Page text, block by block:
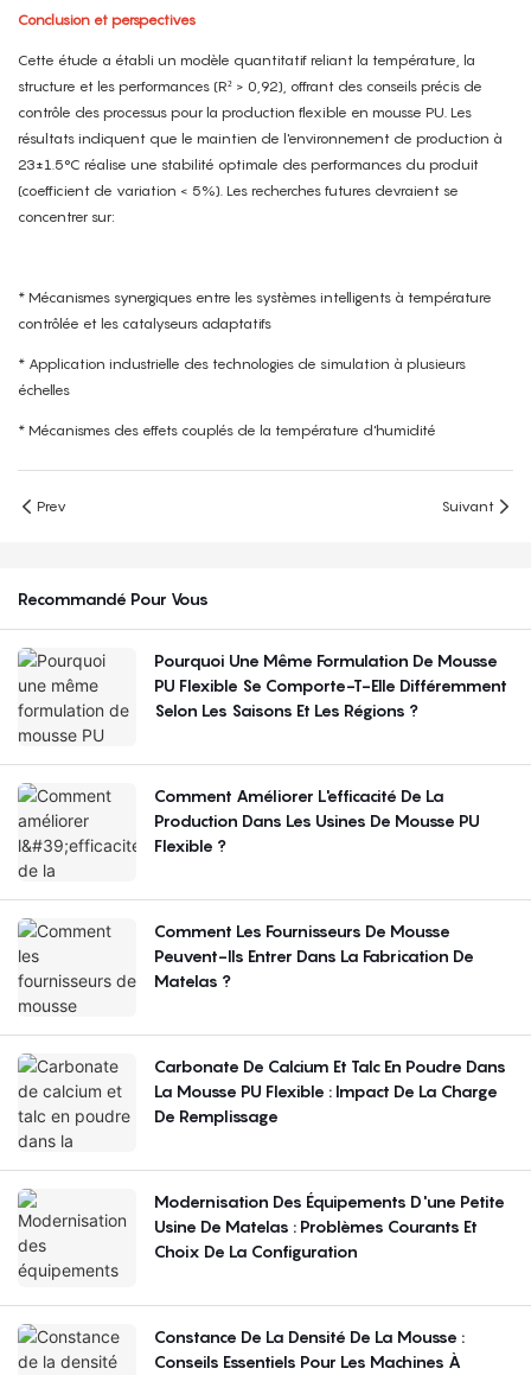
Conclusion et perspectives
Cette étude a établi un modèle quantitatif reliant la température, la
structure et les performances (R² > 0,92), offrant des conseils précis de
contrôle des processus pour la production flexible en mousse PU. Les
résultats indiquent que le maintien de l'environnement de production à
23±1.5°C réalise une stabilité optimale des performances du produit
(coefficient de variation < 5%). Les recherches futures devraient se
concentrer sur:
* Mécanismes synergiques entre les systèmes intelligents à température
contrôlée et les catalyseurs adaptatifs
* Application industrielle des technologies de simulation à plusieurs
échelles
* Mécanismes des effets couplés de la température d'humidité
Prev Suivant
Recommandé Pour Vous
Pourquoi Une Même Formulation De Mousse
PU Flexible Se Comporte-T-Elle Différemment
Selon Les Saisons Et Les Régions ?
Comment Améliorer L'efficacité De La
Production Dans Les Usines De Mousse PU
Flexible ?
Comment Les Fournisseurs De Mousse
Peuvent-Ils Entrer Dans La Fabrication De
Matelas ?
Carbonate De Calcium Et Talc En Poudre Dans
La Mousse PU Flexible : Impact De La Charge
De Remplissage
Modernisation Des Équipements D'une Petite
Usine De Matelas : Problèmes Courants Et
Choix De La Configuration
Constance De La Densité De La Mousse :
Conseils Essentiels Pour Les Machines À